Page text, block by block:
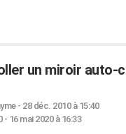
un miroir auto-
- 28 déc. 2010 à 15:40
- 16 mai 2020 à 16:33